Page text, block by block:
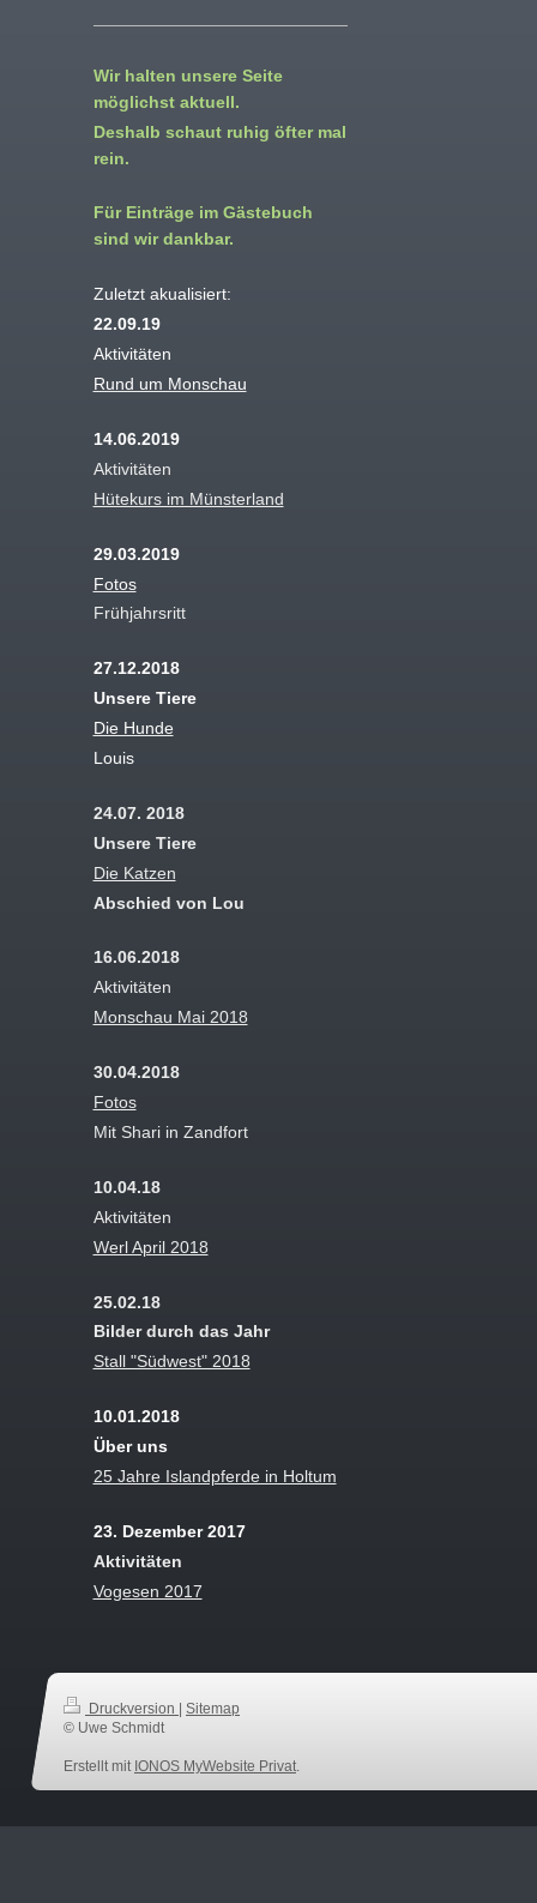
Wir halten unsere Seite
möglichst aktuell.
Deshalb schaut ruhig öfter mal
rein.
Für Einträge im Gästebuch
sind wir dankbar.
Zuletzt akualisiert:
22.09.19
Aktivitäten
Rund um Monschau
14.06.2019
Aktivitäten
Hütekurs im Münsterland
29.03.2019
Fotos
Frühjahrsritt
27.12.2018
Unsere Tiere
Die Hunde
Louis
24.07. 2018
Unsere Tiere
Die Katzen
Abschied von Lou
16.06.2018
Aktivitäten
Monschau Mai 2018
30.04.2018
Fotos
Mit Shari in Zandfort
10.04.18
Aktivitäten
Werl April 2018
25.02.18
Bilder durch das Jahr
Stall "Südwest" 2018
10.01.2018
Über uns
25 Jahre Islandpferde in Holtum
23. Dezember 2017
Aktivitäten
Vogesen 2017
Druckversion
Sitemap
© Uwe Schmidt
Erstellt mit IONOS MyWebsite Privat.